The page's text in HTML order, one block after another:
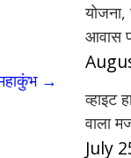
→
आवास
व्हाइट
वाला
July